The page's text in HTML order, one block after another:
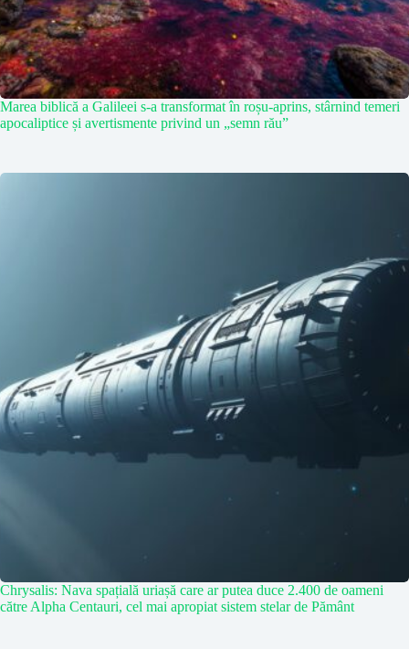
Marea biblică a Galileei s-a transformat în roșu-aprins, stârnind temeri
apocaliptice și avertismente privind un „semn rău”
Chrysalis: Nava spațială uriașă care ar putea duce 2.400 de oameni
către Alpha Centauri, cel mai apropiat sistem stelar de Pământ